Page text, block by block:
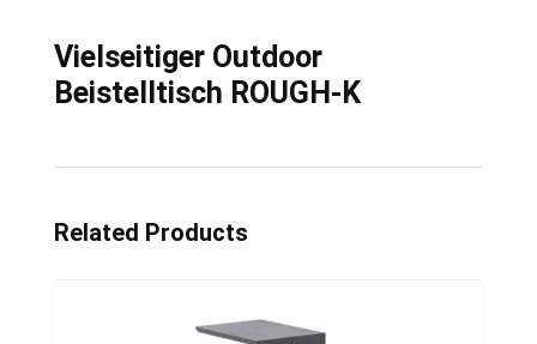
Vielseitiger Outdoor
Beistelltisch ROUGH-K
Related Products